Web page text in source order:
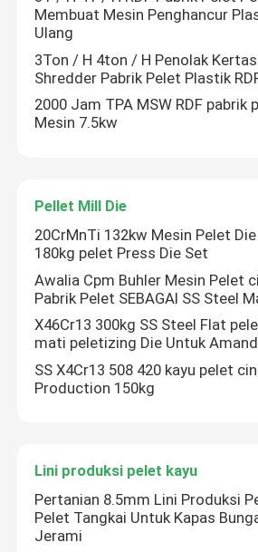
Membuat Mesin Penghancur
Ulang
3Ton / H 4ton / H Penolak
Shredder Pabrik Pelet Plastik
2000 Jam TPA MSW RDF pabrik
Mesin 7.5kw
Pellet Mill Die
20CrMnTi 132kw Mesin Pelet
180kg pelet Press Die Set
Awalia Cpm Buhler Mesin Pelet
Pabrik Pelet SEBAGAI SS Steel
X46Cr13 300kg SS Steel Flat
mati peletizing Die Untuk
SS X4Cr13 508 420 kayu pelet
Production 150kg
Lini produksi pelet kayu
Pertanian 8.5mm Lini Produksi
Pelet Tangkai Untuk Kapas
Jerami